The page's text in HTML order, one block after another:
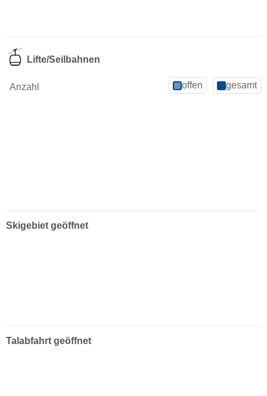
Lifte/Seilbahnen
Anzahl offen gesamt
Skigebiet geöffnet
Talabfahrt geöffnet